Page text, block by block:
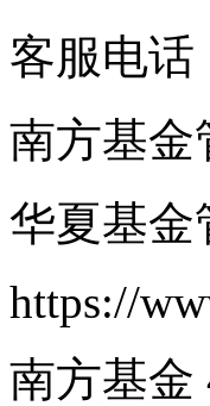
客服电话
南方基金
华夏基金
https://
南方基金